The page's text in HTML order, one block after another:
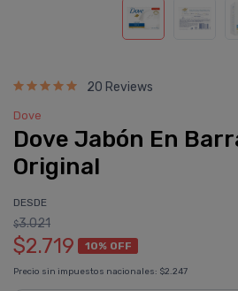
20 Reviews
Dove
Dove Jabón En
Original
DESDE
$3.021
$2.719 10% OFF
Precio sin impuestos nacionales: $2.247